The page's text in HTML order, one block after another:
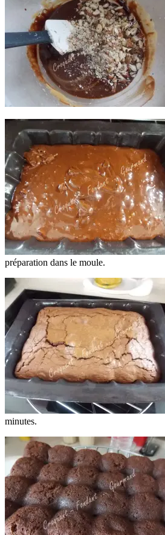
préparation dans le moule.
minutes.